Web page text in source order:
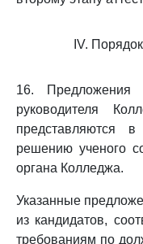
IV.
16. Предложения
руководителя
представляются
решению ученого
органа Колледжа.
Указанные
из кандидатов,
требованиям по